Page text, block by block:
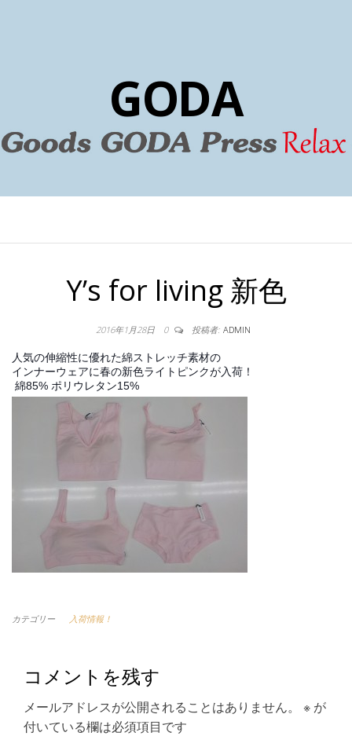
GODA
Y’s for living 新色
2016年1月28日 0 投稿者: ADMIN
人気の伸縮性に優れた綿ストレッチ素材の
インナーウェアに春の新色ライトピンクが入荷！
綿85% ポリウレタン15%
カテゴリー 入荷情報！
コメントを残す
メールアドレスが公開されることはありません。 ※ が
付いている欄は必須項目です